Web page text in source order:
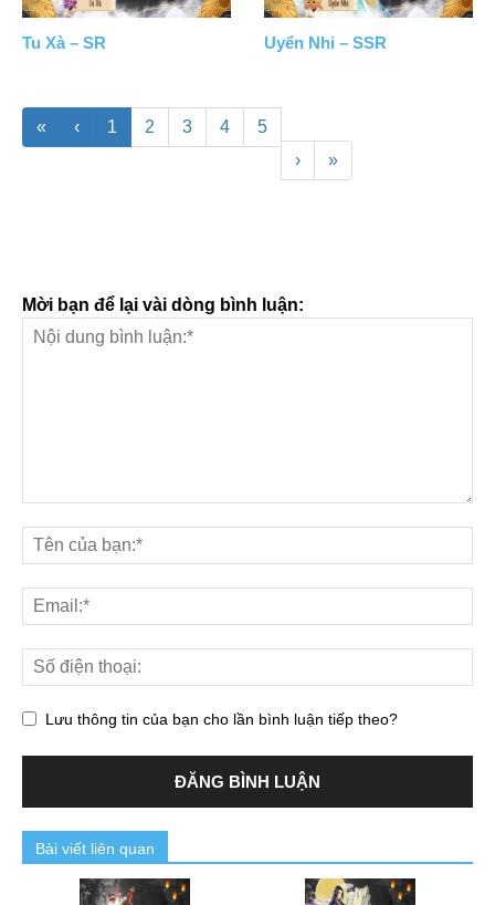
Tu Xà – SR Uyển Nhi – SSR
« ‹ 1 2 3 4
5
›
»
Mời bạn để lại vài dòng bình luận:
Lưu thông tin của bạn cho lần bình luận tiếp theo?
Bài viết liên quan